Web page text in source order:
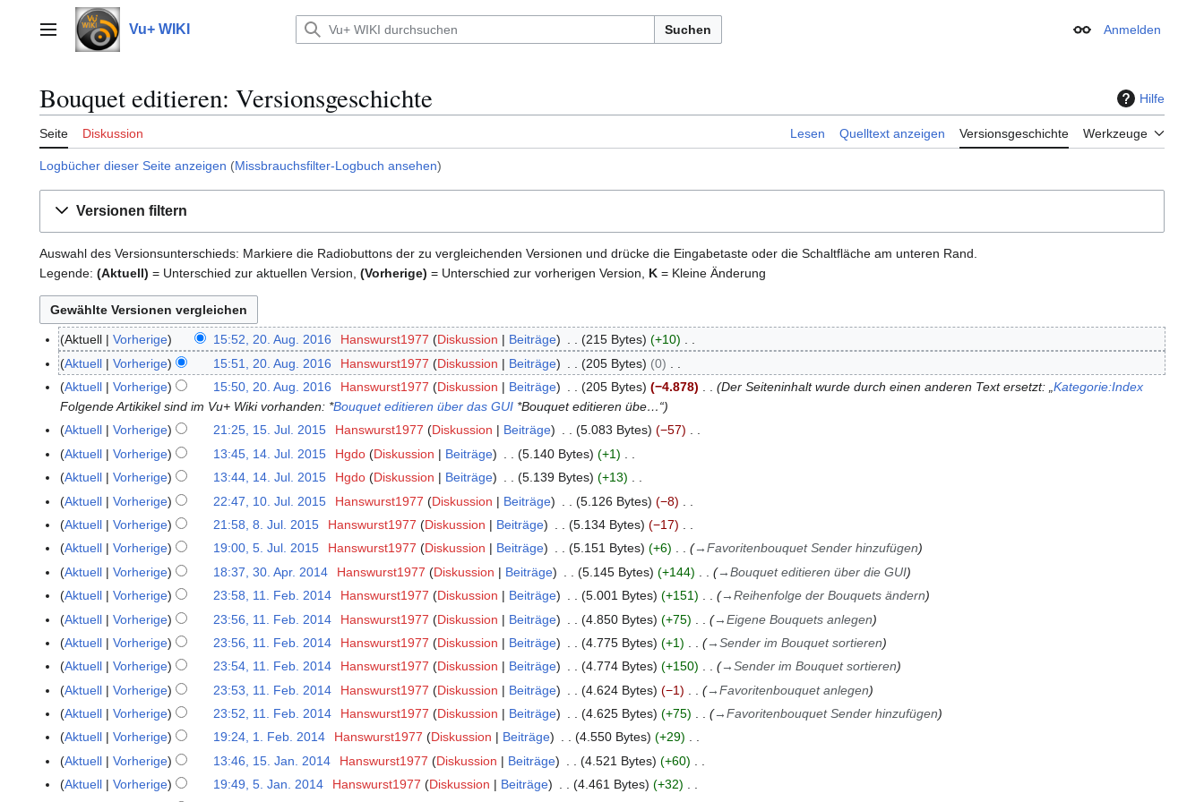
springenHauptmenü Vu+ WIKI Suchen Erscheinungsbild
Anmelden
Bouquet editieren: Versionsgeschichte Hilfe
Seite Diskussion Lesen Quelltext anzeigen Versionsgeschichte Werkzeuge
Logbücher dieser Seite anzeigen (Missbrauchsfilter-Logbuch ansehen)
Versionen filtern
Auswahl des Versionsunterschieds: Markiere die Radiobuttons der zu vergleichenden Versionen und drücke die Eingabetaste oder die Schaltfläche am unteren Rand.
Legende: (Aktuell) = Unterschied zur aktuellen Version, (Vorherige) = Unterschied zur vorherigen Version, K = Kleine Änderung
2
0
u
s
6
Aktuell Vorherige 15:52, 20. Aug. 2016 Hanswurst1977 Diskussion Beiträge 215 Bytes
+10
K
e
i
e
B
e
a
b
e
i
t
u
g
s
z
u
s
m
m
Aktuell Vorherige 15:51, 20. Aug. 2016 Hanswurst1977 Diskussion Beiträge 205 Bytes
0
K
e
n
e
B
e
a
b
e
i
t
u
g
s
z
u
s
m
Aktuell Vorherige 15:50, 20. Aug. 2016 Hanswurst1977 Diskussion Beiträge 205 Bytes −4.878 Der Seiteninhalt wurde durch einen anderen Text ersetzt: „ Kategorie:Index
Folgende Artikikel sind im Vu+ Wiki vorhanden: *Bouquet editieren über das GUI *Bouquet editieren übe…“
1
5
2
Aktuell Vorherige 21:25, 15. Jul. 2015 Hanswurst1977 Diskussion Beiträge 5.083 Bytes
−57
K
i
n
e
B
e
r
b
e
i
t
n
g
s
z
1
4
2
Aktuell Vorherige 13:45, 14. Jul. 2015 Hgdo Diskussion Beiträge 5.140 Bytes
+1
K
i
n
e
B
e
r
b
e
i
t
n
g
s
Aktuell Vorherige 13:44, 14. Jul. 2015 Hgdo Diskussion Beiträge 5.139 Bytes
+13
K
i
n
e
B
e
r
b
e
i
t
n
g
1
0
2
Aktuell Vorherige 22:47, 10. Jul. 2015 Hanswurst1977 Diskussion Beiträge 5.126 Bytes
−8
K
i
n
e
B
e
r
b
e
i
t
n
8
2
0
Aktuell Vorherige 21:58, 8. Jul. 2015 Hanswurst1977 Diskussion Beiträge 5.134 Bytes
−17
K
i
n
e
B
e
r
b
e
i
t
5
2
0
Aktuell Vorherige 19:00, 5. Jul. 2015 Hanswurst1977 Diskussion Beiträge 5.151 Bytes +6 →Favoritenbouquet Sender hinzufügen
3
0
4
Aktuell Vorherige 18:37, 30. Apr. 2014 Hanswurst1977 Diskussion Beiträge 5.145 Bytes +144 →Bouquet editieren über die GUI
1
1
b
u
Aktuell Vorherige 23:58, 11. Feb. 2014 Hanswurst1977 Diskussion Beiträge 5.001 Bytes +151 →Reihenfolge der Bouquets ändern
Aktuell
Vorherige 23:56, 11. Feb. 2014 Hanswurst1977 Diskussion Beiträge 4.850 Bytes +75 →Eigene Bouquets anlegen
Aktuell
Vorherige 23:56, 11. Feb. 2014 Hanswurst1977 Diskussion Beiträge 4.775 Bytes +1 →Sender im Bouquet sortieren
Aktuell
Vorherige 23:54, 11. Feb. 2014 Hanswurst1977 Diskussion Beiträge 4.774 Bytes +150 →Sender im Bouquet sortieren
Aktuell
Vorherige 23:53, 11. Feb. 2014 Hanswurst1977 Diskussion Beiträge 4.624 Bytes −1 →Favoritenbouquet anlegen
Aktuell
Vorherige 23:52, 11. Feb. 2014 Hanswurst1977 Diskussion Beiträge 4.625 Bytes +75 →Favoritenbouquet Sender hinzufügen
1
Aktuell Vorherige 19:24, 1. Feb. 2014 Hanswurst1977 Diskussion Beiträge 4.550 Bytes
+29
K
i
1
5
Aktuell Vorherige 13:46, 15. Jan. 2014 Hanswurst1977 Diskussion Beiträge 4.521 Bytes
+60
K
5
Aktuell Vorherige 19:49, 5. Jan. 2014 Hanswurst1977 Diskussion Beiträge 4.461 Bytes
+32